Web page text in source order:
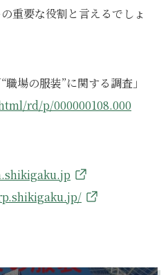
重要な役割と言えるでしょ
場の服装”に関する調査」
rd/p/000000108.000